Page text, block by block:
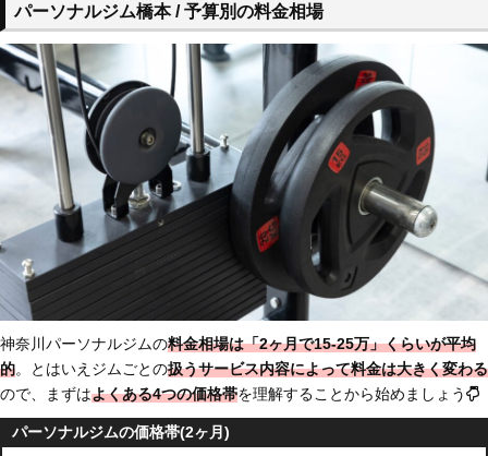
パーソナルジム橋本 / 予算別の料金相場
神奈川パーソナルジムの料金相場は「2ヶ月で15-25万」くらいが平均
的。とはいえジムごとの扱うサービス内容によって料金は大きく変わる
ので、まずはよくある4つの価格帯を理解することから始めましょう
パーソナルジムの価格帯(2ヶ月)